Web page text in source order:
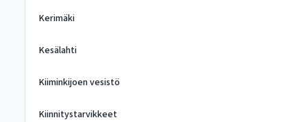
Kerimäki
Kesälahti
Kiiminkijoen vesistö
Kiinnitystarvikkeet